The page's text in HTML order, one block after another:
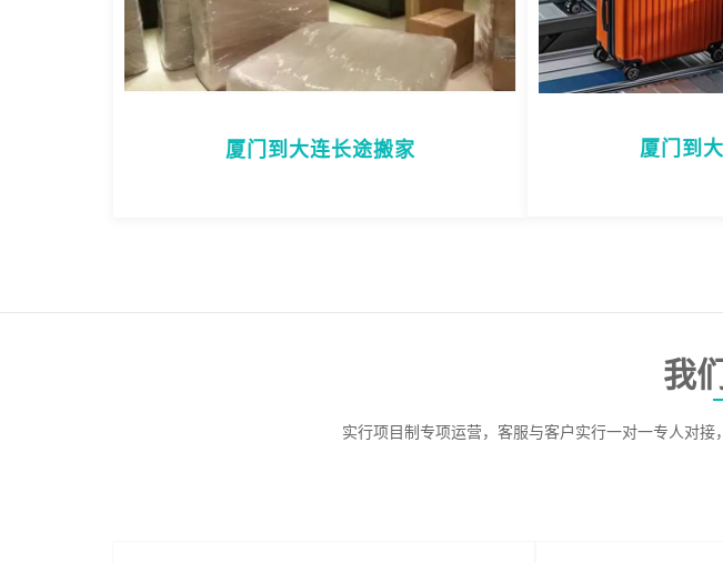
厦门到大连长途搬家 厦门到
我
实行项目制专项运营，客服与客户实行一对一专人对